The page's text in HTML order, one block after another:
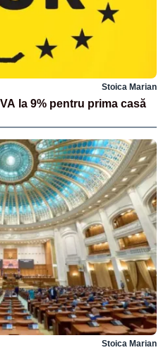
Stoica Marian
la 9% pentru prima casă
Stoica Marian